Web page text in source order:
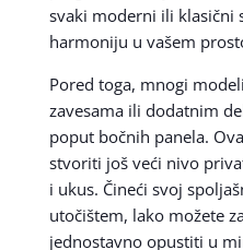
svaki moderni ili klasični
harmoniju u vašem
Pored toga, mnogi
zavesama ili dodatnim
poput bočnih panela.
stvoriti još veći nivo
i ukus. Čineći svoj
utočištem, lako možete
jednostavno opustiti u